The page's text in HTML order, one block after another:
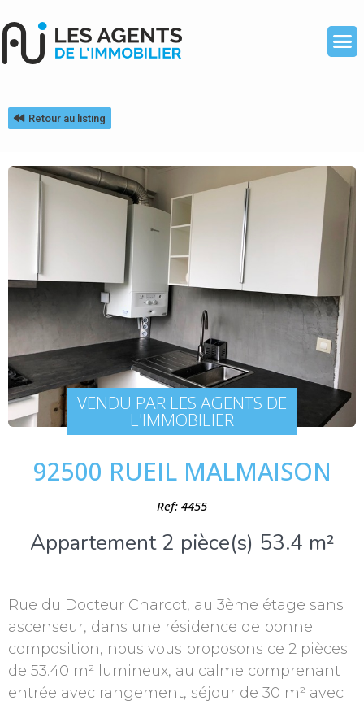
Retour au listing
VENDU PAR LES AGENTS DE
L'IMMOBILIER
92500 RUEIL MALMAISON
Ref: 4455
Appartement 2 pièce(s) 53.4 m²
Rue du Docteur Charcot, au 3ème étage sans
ascenseur, dans une résidence de bonne
composition, nous vous proposons ce 2 pièces
de 53.40 m² lumineux, au calme comprenant
entrée avec rangement, séjour de 30 m² avec